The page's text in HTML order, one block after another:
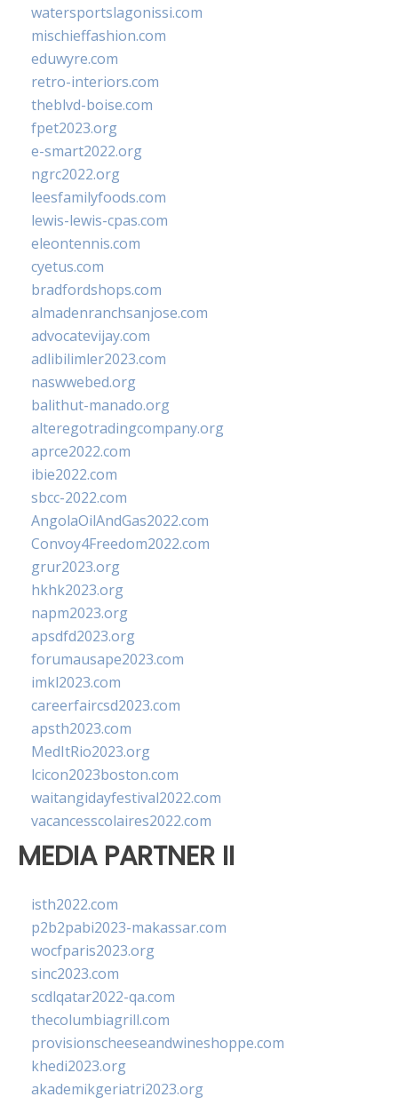
watersportslagonissi.com
mischieffashion.com
eduwyre.com
retro-interiors.com
theblvd-boise.com
fpet2023.org
e-smart2022.org
ngrc2022.org
leesfamilyfoods.com
lewis-lewis-cpas.com
eleontennis.com
cyetus.com
bradfordshops.com
almadenranchsanjose.com
advocatevijay.com
adlibilimler2023.com
naswwebed.org
balithut-manado.org
alteregotradingcompany.org
aprce2022.com
ibie2022.com
sbcc-2022.com
AngolaOilAndGas2022.com
Convoy4Freedom2022.com
grur2023.org
hkhk2023.org
napm2023.org
apsdfd2023.org
forumausape2023.com
imkl2023.com
careerfaircsd2023.com
apsth2023.com
MedItRio2023.org
lcicon2023boston.com
waitangidayfestival2022.com
vacancesscolaires2022.com
MEDIA PARTNER II
isth2022.com
p2b2pabi2023-makassar.com
wocfparis2023.org
sinc2023.com
scdlqatar2022-qa.com
thecolumbiagrill.com
provisionscheeseandwineshoppe.com
khedi2023.org
akademikgeriatri2023.org